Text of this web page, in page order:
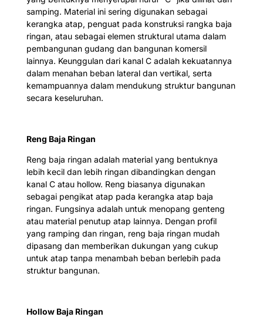
samping. Material ini sering digunakan sebagai
kerangka atap, penguat pada konstruksi rangka baja
ringan, atau sebagai elemen struktural utama dalam
pembangunan gudang dan bangunan komersil
lainnya. Keunggulan dari kanal C adalah kekuatannya
dalam menahan beban lateral dan vertikal, serta
kemampuannya dalam mendukung struktur bangunan
secara keseluruhan.
Reng Baja Ringan
Reng baja ringan adalah material yang bentuknya
lebih kecil dan lebih ringan dibandingkan dengan
kanal C atau hollow. Reng biasanya digunakan
sebagai pengikat atap pada kerangka atap baja
ringan. Fungsinya adalah untuk menopang genteng
atau material penutup atap lainnya. Dengan profil
yang ramping dan ringan, reng baja ringan mudah
dipasang dan memberikan dukungan yang cukup
untuk atap tanpa menambah beban berlebih pada
struktur bangunan.
Hollow Baja Ringan